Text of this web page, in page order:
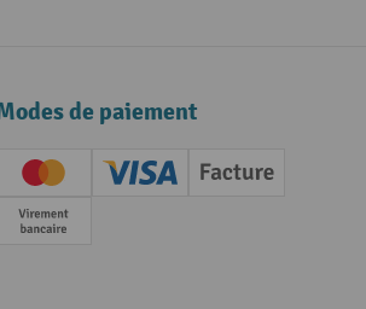
de paiement
Creditcard (Master)Creditcard (Visa)
Facture
Paiement anticipé